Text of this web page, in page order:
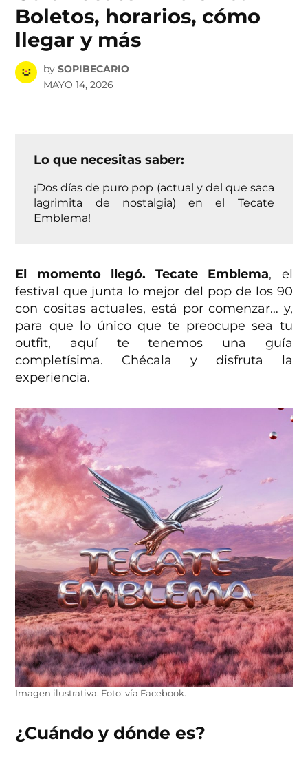
Boletos, horarios, cómo
llegar y más
by SOPIBECARIO
MAYO 14, 2026
Lo que necesitas saber:
¡Dos días de puro pop (actual y del que saca
lagrimita de nostalgia) en el Tecate
Emblema!
El momento llegó. Tecate Emblema, el
festival que junta lo mejor del pop de los 90
con cositas actuales, está por comenzar… y,
para que lo único que te preocupe sea tu
outfit, aquí te tenemos una guía
completísima. Chécala y disfruta la
experiencia.
Imagen ilustrativa. Foto: vía Facebook.
¿Cuándo y dónde es?